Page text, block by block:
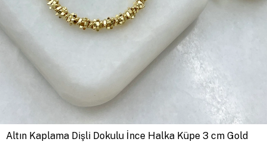
Altın Kaplama Dişli Dokulu İnce Halka Küpe 3 cm Gold